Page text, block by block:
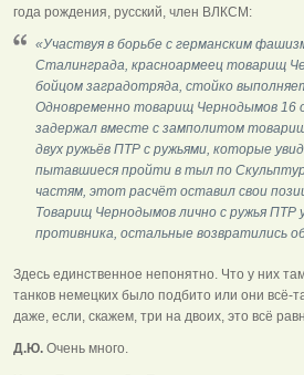
года рождения, русский, член ВЛКСМ:
«Участвуя в борьбе с германским
Сталинграда, красноармеец товарищ
бойцом заградотряда, стойко
Одновременно товарищ Чернодымов 16
задержал вместе с замполитом
двух ружьёв ПТР с ружьями, которые
пытавшиеся пройти в тыл по
частям, этот расчёт оставил свои
Товарищ Чернодымов лично с ружья ПТР
противника, остальные возвратились
Здесь единственное непонятно. Что у них
танков немецких было подбито или они всё-
даже, если, скажем, три на двоих, это всё
Д.Ю. Очень много.